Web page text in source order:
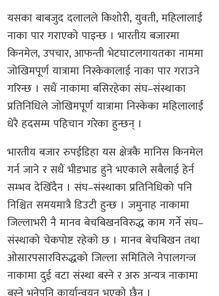
यसका बाबजुद दलालले किशोरी, युवती, महिलालाई
नाका पार गराएको पाइन्छ । भारतीय बजारमा
किनमेल, उपचार, आफन्ती भेटघाटलगायतका नाममा
जोखिमपूर्ण यात्रामा निस्केकालाई नाका पार गराउने
गरिन्छ । सधैं नाकामा बसिरहेका संघ–संस्थाका
प्रतिनिधिले जोखिमपूर्ण यात्रामा निस्केका महिलालाई
धेरै हदसम्म पहिचान गरेका हुन्छन् ।
भारतीय बजार रुपईडिहा यस क्षेत्रकै मानिस किनमेल
गर्न जाने र सधैं भीडभाड हुने भएकाले सबैलाई हेर्न
सम्भव देखिँदैन । संघ–संस्थाका प्रतिनिधिको पनि
निश्चित समयमात्रै डिउटी हुन्छ । जमुनाह नाकामा
जिल्लाभरी नै मानव बेचबिखनविरुद्ध काम गर्ने संघ–
संस्थाको चेकपोष्ट रहेको छ । मानव बेचबिखन तथा
ओसारपसारविरुद्धको जिल्ला समितिले नेपालगन्ज
नाकामा दुई वटा संस्था बस्ने र अरु अन्यत्र नाकामा